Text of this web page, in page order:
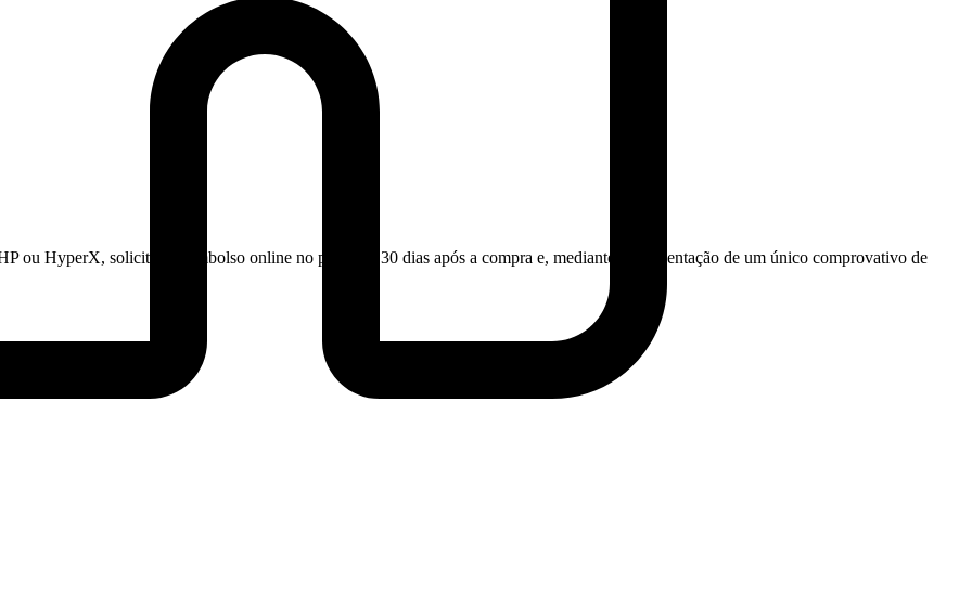
ou HyperX, solicite o reembolso online no prazo de 30 dias após a compra e, mediante a apresentação de um único comprovativo de